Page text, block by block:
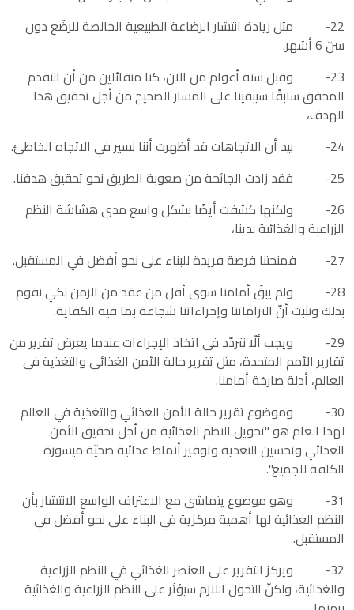
22- مثل زيادة انتشار الرضاعة الطبيعية الخالصة للرضّع دون
سنّ 6 أشهر.
23- وقبل ستة أعوام من الآن، كنا متفائلين من أن التقدم
المحقق سابقًا سيبقينا على المسار الصحيح من أجل تحقيق هذا
الهدف،
24- بيد أن الاتجاهات قد أظهرت أننا نسير في الاتجاه الخاطئ.
25- فقد زادت الجائحة من صعوبة الطريق نحو تحقيق هدفنا.
26- ولكنها كشفت أيضًا بشكل واسع مدى هشاشة النظم
الزراعية والغذائية لدينا،
27- فمنحتنا فرصة فريدة للبناء على نحو أفضل في المستقبل.
28- ولم يبقَ أمامنا سوى أقل من عقد من الزمن لكي نقوم
بذلك ونثبت أنّ التزاماتنا وإجراءاتنا شجاعة بما فيه الكفاية.
29- ويجب ألّا نتردّد في اتخاذ الإجراءات عندما يعرض تقرير من
تقارير الأمم المتحدة، مثل تقرير حالة الأمن الغذائي والتغذية في
العالم، أدلة صارخة أمامنا.
30- وموضوع تقرير حالة الأمن الغذائي والتغذية في العالم
لهذا العام هو "تحويل النظم الغذائية من أجل تحقيق الأمن
الغذائي وتحسين التغذية وتوفير أنماط غذائية صحيّة ميسورة
الكلفة للجميع".
31- وهو موضوع يتماشى مع الاعتراف الواسع الانتشار بأن
النظم الغذائية لها أهمية مركزية في البناء على نحو أفضل في
المستقبل.
32- ويركز التقرير على العنصر الغذائي في النظم الزراعية
والغذائية، ولكنّ التحول اللازم سيؤثر على النظم الزراعية والغذائية